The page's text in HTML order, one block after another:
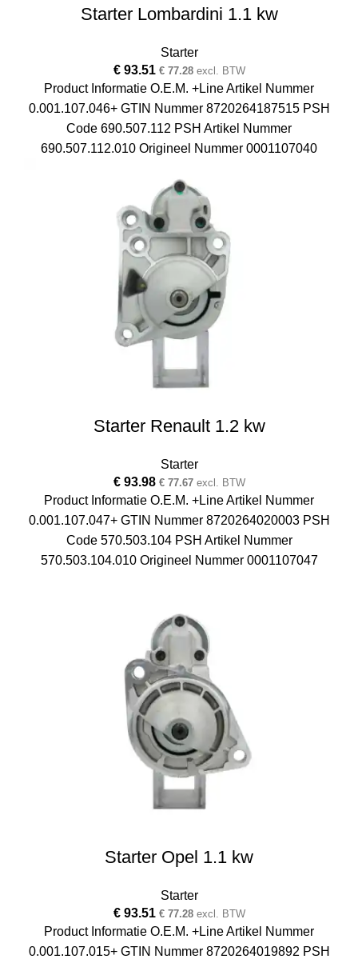
Starter Lombardini 1.1 kw
Starter
€93.51 €77.28excl. BTW
Product Informatie O.E.M. +Line Artikel Nummer
0.001.107.046+ GTIN Nummer 8720264187515 PSH
Code 690.507.112 PSH Artikel Nummer
690.507.112.010 Origineel Nummer 0001107040
Starter Renault 1.2 kw
Starter
€93.98 €77.67excl. BTW
Product Informatie O.E.M. +Line Artikel Nummer
0.001.107.047+ GTIN Nummer 8720264020003 PSH
Code 570.503.104 PSH Artikel Nummer
570.503.104.010 Origineel Nummer 0001107047
Starter Opel 1.1 kw
Starter
€93.51 €77.28excl. BTW
Product Informatie O.E.M. +Line Artikel Nummer
0.001.107.015+ GTIN Nummer 8720264019892 PSH